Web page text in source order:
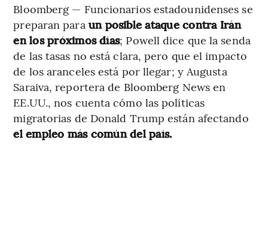
Bloomberg — Funcionarios estadounidenses se
preparan para un posible ataque contra Irán
en los próximos días; Powell dice que la senda
de las tasas no está clara, pero que el impacto
de los aranceles está por llegar; y Augusta
Saraiva, reportera de Bloomberg News en
EE.UU., nos cuenta cómo las políticas
migratorias de Donald Trump están afectando
el empleo más común del país.